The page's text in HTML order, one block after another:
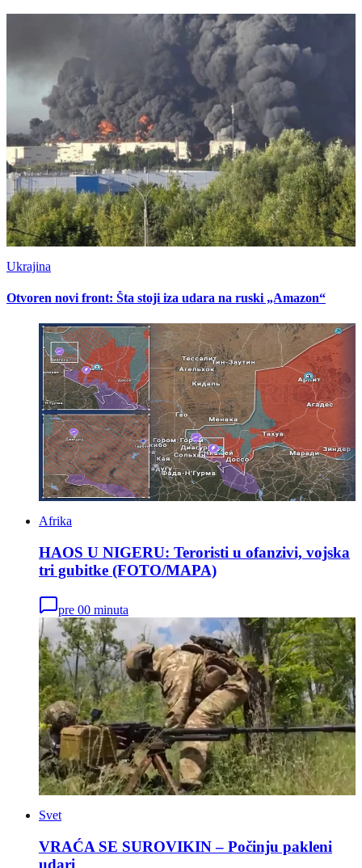
Ukrajina
Otvoren novi front: Šta stoji iza udara na ruski „Amazon“
Afrika
HAOS U NIGERU: Teroristi u ofanzivi, vojska
tri gubitke (FOTO/MAPA)
pre 00 minuta
Svet
VRAĆA SE SUROVIKIN – Počinju pakleni
udari